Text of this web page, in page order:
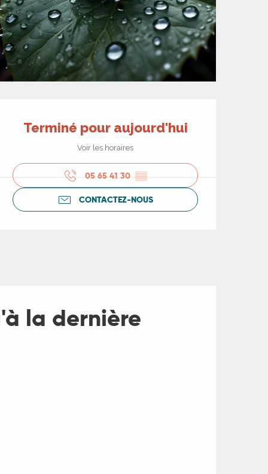
et
Terminé pour aujourd'hui
Voir les horaires
05 65 41 30 ▒▒
CONTACTEZ-NOUS
la dernière